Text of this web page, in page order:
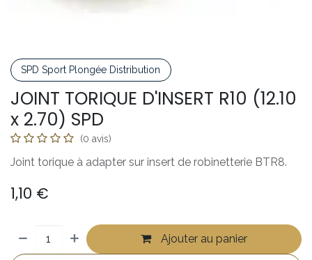
SPD Sport Plongée Distribution
JOINT TORIQUE D'INSERT R10 (12.10
x 2.70) SPD
(0 avis)
Joint torique à adapter sur insert de robinetterie BTR8.
1,10 €
Ajouter au panier